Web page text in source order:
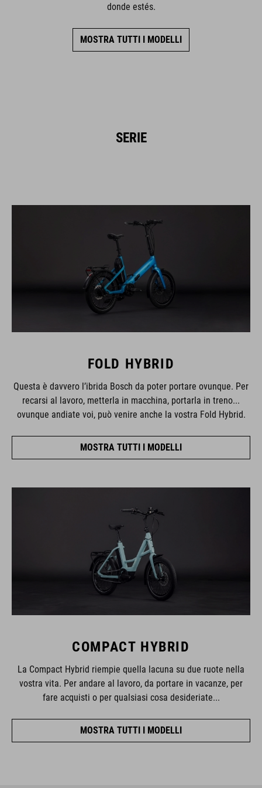
donde estés.
MOSTRA TUTTI I MODELLI
SERIE
FOLD HYBRID
Questa è davvero l’ibrida Bosch da poter portare ovunque. Per
recarsi al lavoro, metterla in macchina, portarla in treno...
ovunque andiate voi, può venire anche la vostra Fold Hybrid.
MOSTRA TUTTI I MODELLI
COMPACT HYBRID
La Compact Hybrid riempie quella lacuna su due ruote nella
vostra vita. Per andare al lavoro, da portare in vacanze, per
fare acquisti o per qualsiasi cosa desideriate...
MOSTRA TUTTI I MODELLI